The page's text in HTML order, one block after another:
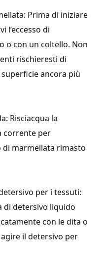
Prima di iniziare
l’eccesso di
o con un coltello. Non
rischieresti di
ancora più
Risciacqua la
corrente per
marmellata rimasto
per i tessuti:
di detersivo liquido
con le dita o
il detersivo per